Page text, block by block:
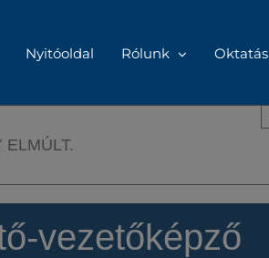
Nyitóoldal Rólunk Oktatás
ELMÚLT.
vezetőképző